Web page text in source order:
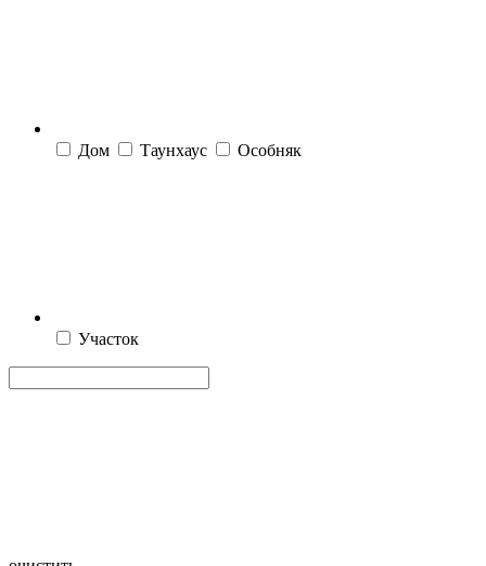
Дом Таунхаус Особняк
Участок